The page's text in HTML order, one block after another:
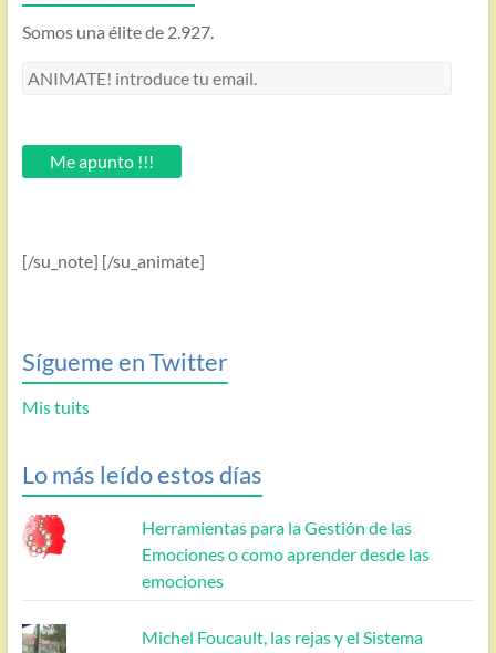
Somos una élite de 2.927.
ANIMATE!
email.Me apunto !!!
[/su_note] [/su_animate]
Sígueme en Twitter
Mis tuits
Lo más leído estos días
Herramientas para la Gestión de las
Emociones o como aprender desde las
emociones
Michel Foucault, las rejas y el Sistema